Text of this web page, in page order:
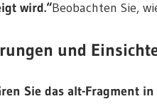
wird.“Beobachten Sie,
und
Sie das alt-Fragment